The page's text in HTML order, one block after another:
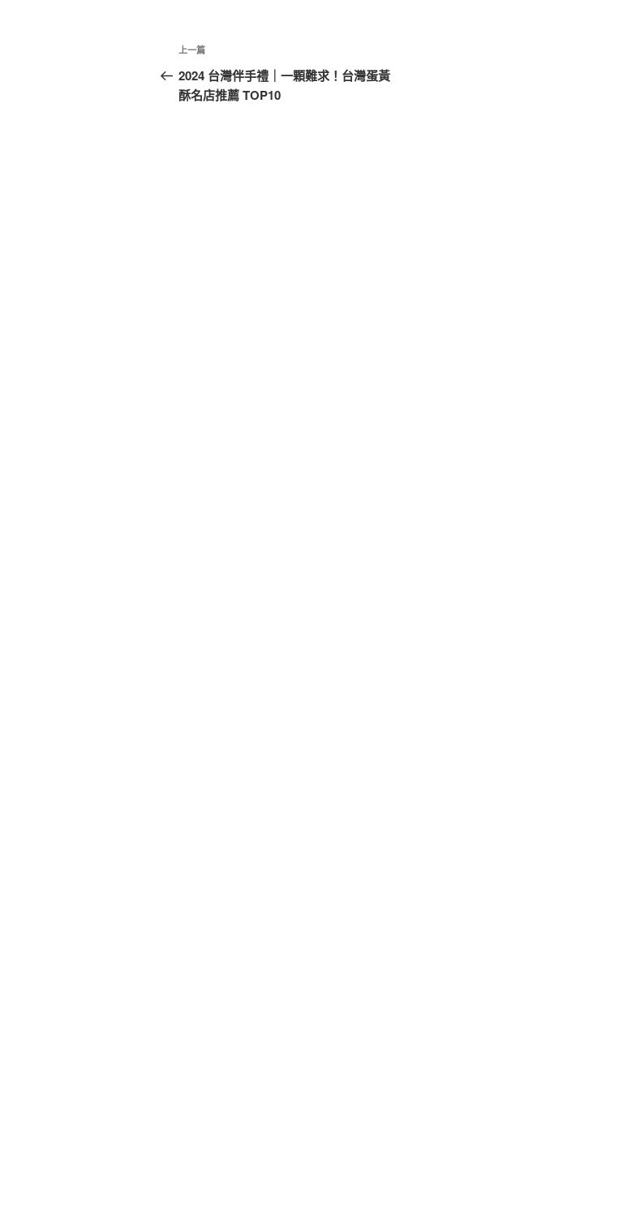
文
章
導
上
一
篇
上一篇
2024 台灣伴手禮｜一顆難求！台灣蛋黃
酥名店推薦 TOP10